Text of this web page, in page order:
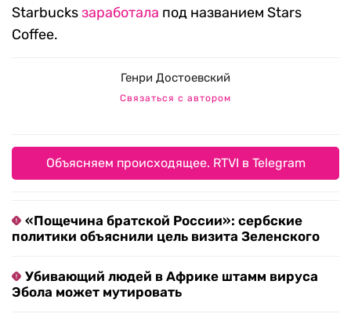
Starbucksзаработала под названием Stars
Coffee.
Генри Достоевский
Связаться с автором
Объясняем происходящее. RTVI в Telegram
«Пощечина братской России»: сербские
политики объяснили цель визита Зеленского
Убивающий людей в Африке штамм вируса
Эбола может мутировать